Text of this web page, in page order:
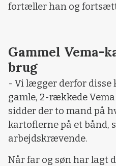
fortæller han og
Gammel Vema-
brug
- Vi lægger derfor disse
gamle, 2-rækkede
sidder der to mand på
kartoflerne på et bånd,
arbejdskrævende.
Når far og søn har lagt